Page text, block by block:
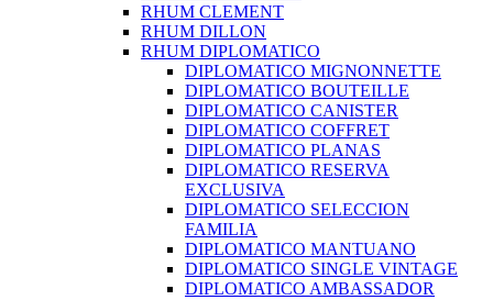
RHUM CLEMENT
RHUM DILLON
RHUM DIPLOMATICO
DIPLOMATICO MIGNONNETTE
DIPLOMATICO BOUTEILLE
DIPLOMATICO CANISTER
DIPLOMATICO COFFRET
DIPLOMATICO PLANAS
DIPLOMATICO RESERVA
EXCLUSIVA
DIPLOMATICO SELECCION
FAMILIA
DIPLOMATICO MANTUANO
DIPLOMATICO SINGLE VINTAGE
DIPLOMATICO AMBASSADOR